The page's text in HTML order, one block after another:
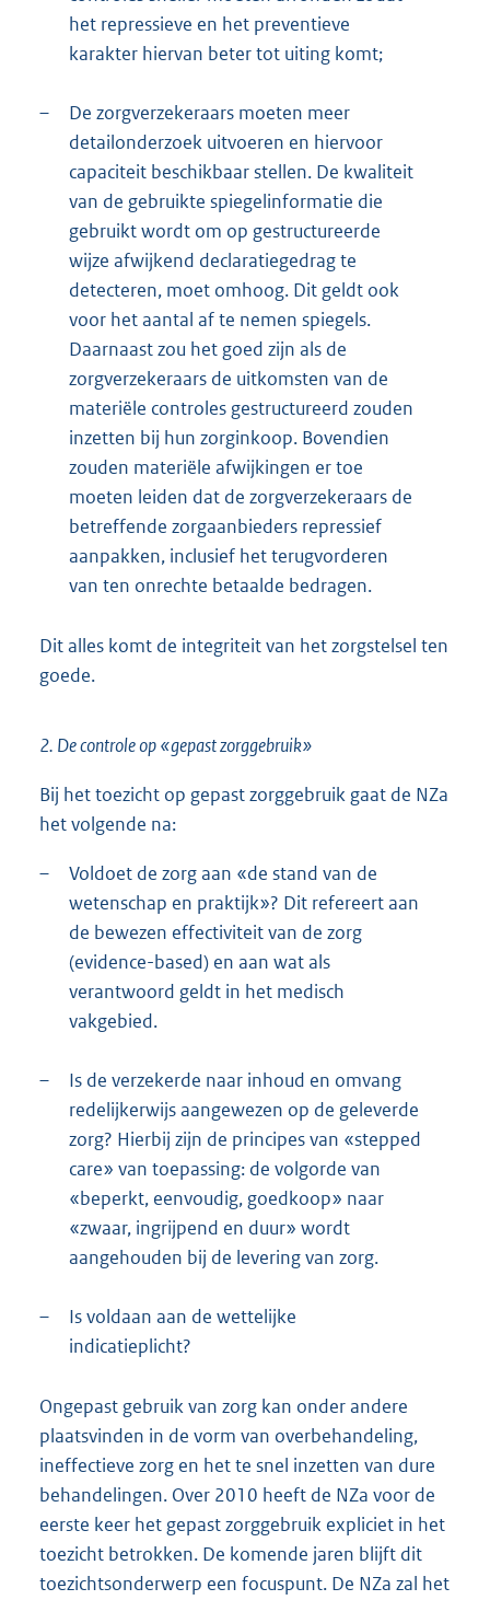
het repressieve en het preventieve
karakter hiervan beter tot uiting komt;
–
De zorgverzekeraars moeten meer
detailonderzoek uitvoeren en hiervoor
capaciteit beschikbaar stellen. De kwaliteit
van de gebruikte spiegelinformatie die
gebruikt wordt om op gestructureerde
wijze afwijkend declaratiegedrag te
detecteren, moet omhoog. Dit geldt ook
voor het aantal af te nemen spiegels.
Daarnaast zou het goed zijn als de
zorgverzekeraars de uitkomsten van de
materiële controles gestructureerd zouden
inzetten bij hun zorginkoop. Bovendien
zouden materiële afwijkingen er toe
moeten leiden dat de zorgverzekeraars de
betreffende zorgaanbieders repressief
aanpakken, inclusief het terugvorderen
van ten onrechte betaalde bedragen.
Dit alles komt de integriteit van het zorgstelsel ten
goede.
2. De controle op «gepast zorggebruik»
Bij het toezicht op gepast zorggebruik gaat de NZa
het volgende na:
–
Voldoet de zorg aan «de stand van de
wetenschap en praktijk»? Dit refereert aan
de bewezen effectiviteit van de zorg
(evidence-based) en aan wat als
verantwoord geldt in het medisch
vakgebied.
–
Is de verzekerde naar inhoud en omvang
redelijkerwijs aangewezen op de geleverde
zorg? Hierbij zijn de principes van «stepped
care» van toepassing: de volgorde van
«beperkt, eenvoudig, goedkoop» naar
«zwaar, ingrijpend en duur» wordt
aangehouden bij de levering van zorg.
–
Is voldaan aan de wettelijke
indicatieplicht?
Ongepast gebruik van zorg kan onder andere
plaatsvinden in de vorm van overbehandeling,
ineffectieve zorg en het te snel inzetten van dure
behandelingen. Over 2010 heeft de NZa voor de
eerste keer het gepast zorggebruik expliciet in het
toezicht betrokken. De komende jaren blijft dit
toezichtsonderwerp een focuspunt. De NZa zal het